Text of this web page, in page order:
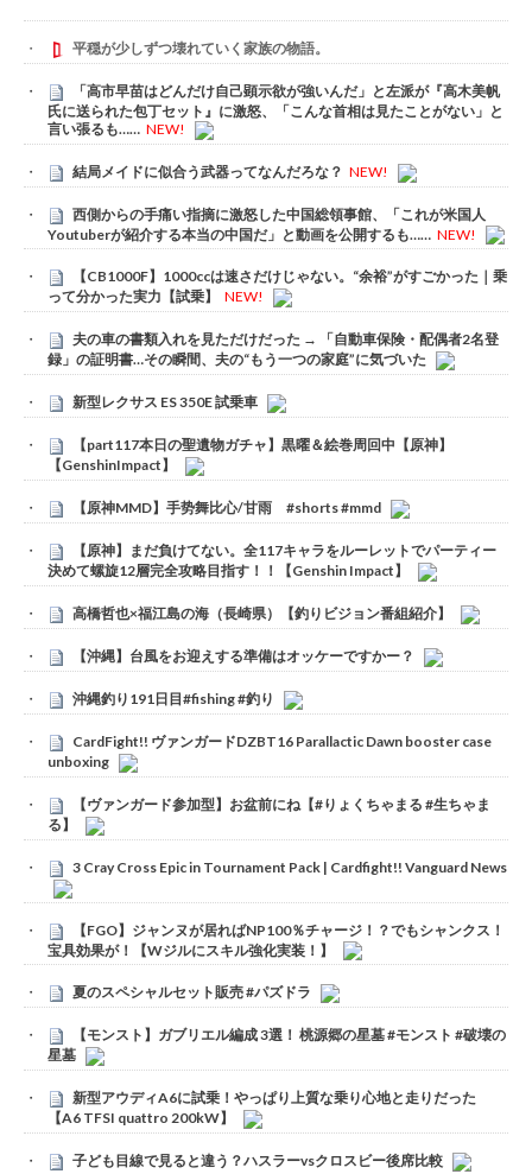
平穏が少しずつ壊れていく家族の物語。
「高市早苗はどんだけ自己顕示欲が強いんだ」と左派が『高木美帆
氏に送られた包丁セット』に激怒、「こんな首相は見たことがない」と
言い張るも…… NEW!
結局メイドに似合う武器ってなんだろな？ NEW!
西側からの手痛い指摘に激怒した中国総領事館、「これが米国人
Youtuberが紹介する本当の中国だ」と動画を公開するも…… NEW!
【CB1000F】1000ccは速さだけじゃない。“余裕”がすごかった｜乗
って分かった実力【試乗】
NEW!
夫の車の書類入れを見ただけだった → 「自動車保険・配偶者2名登
録」の証明書…その瞬間、夫の“もう一つの家庭”に気づいた
新型レクサス ES 350E 試乗車
【part117本日の聖遺物ガチャ】黒曜＆絵巻周回中【原神】
【GenshinImpact】
【原神MMD】手势舞比心/甘雨 #shorts #mmd
【原神】まだ負けてない。全117キャラをルーレットでパーティー
決めて螺旋12層完全攻略目指す！！【Genshin Impact】
高橋哲也×福江島の海（長崎県）【釣りビジョン番組紹介】
【沖縄】台風をお迎えする準備はオッケーですかー？
沖縄釣り191日目#fishing #釣り
CardFight!! ヴァンガードDZBT16 Parallactic Dawn booster case
unboxing
【ヴァンガード参加型】お盆前にね【#りょくちゃまる #生ちゃま
る】
3 Cray Cross Epic in Tournament Pack | Cardfight!! Vanguard News
【FGO】ジャンヌが居ればNP100％チャージ！？でもシャンクス！
宝具効果が！【Wジルにスキル強化実装！】
夏のスペシャルセット販売 #パズドラ
【モンスト】ガブリエル編成 3選！ 桃源郷の星墓 #モンスト #破壊の
星墓
新型アウディA6に試乗！やっぱり上質な乗り心地と走りだった
【A6 TFSI quattro 200kW】
子ども目線で見ると違う？ハスラーvsクロスビー後席比較